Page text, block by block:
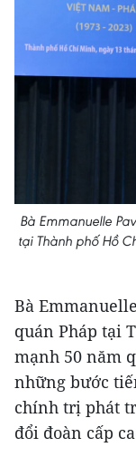
Bà Emmanuelle
tại Thành phố Hồ
Bà
quán Pháp tại
mạnh 50 năm
những bước
chính trị phát
đổi đoàn cấp